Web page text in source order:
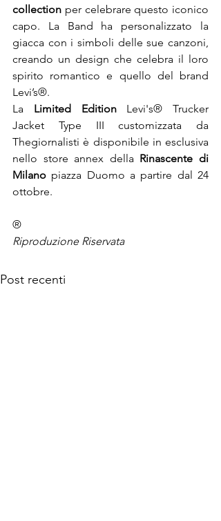
collection per celebrare questo iconico
capo. La Band ha personalizzato la
giacca con i simboli delle sue canzoni,
creando un design che celebra il loro
spirito romantico e quello del brand
Levi’s®.
La Limited Edition Levi's® Trucker
Jacket Type III customizzata da
Thegiornalisti è disponibile in esclusiva
nello store annex della Rinascente di
Milano piazza Duomo a partire dal 24
ottobre.
®
Riproduzione Riservata
Post recenti